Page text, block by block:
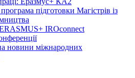
підготовки Магістрів із
IROconnect
новини міжнародних